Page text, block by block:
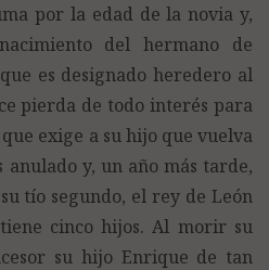
por la edad de la novia y,
del hermano de
es designado heredero al
pierda de todo interés para
exige a su hijo que vuelva
anulado y, un año más tarde,
tío segundo, el rey de León
cinco hijos. Al morir su
su hijo Enrique de tan